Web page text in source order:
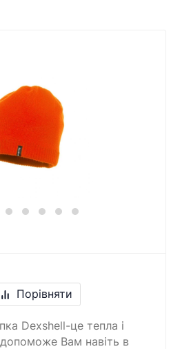
Порівняти
Dexshell-це тепла і
Вам навіть в